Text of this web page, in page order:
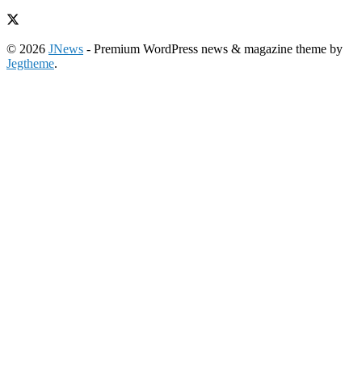
© 2026 JNews - Premium WordPress news & magazine theme by
Jegtheme.